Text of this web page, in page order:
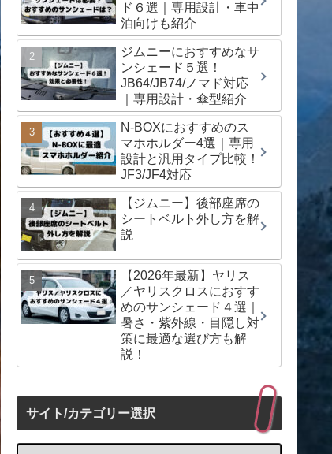
ド６選｜専用設計・車中
泊向けも紹介
ジムニーにおすすめなサ
ンシェード５選！
JB64/JB74/ノマド対応
｜専用設計・傘型紹介
N-BOXにおすすめのス
マホホルダー4選｜専用
設計と汎用タイプ比較！
JF3/JF4対応
【ジムニー】後部座席の
シートベルト外し方を解
説
【2026年最新】ヤリス
／ヤリスクロスにおすす
めのサンシェード４選｜
暑さ・紫外線・目隠し対
策に最適な選び方も解
説！
サイト/カテゴリー選択